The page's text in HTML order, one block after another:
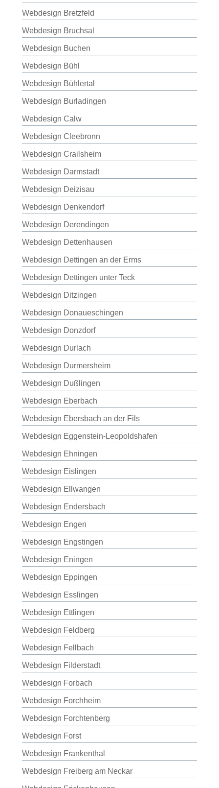
Webdesign Bretzfeld
Webdesign Bruchsal
Webdesign Buchen
Webdesign Bühl
Webdesign Bühlertal
Webdesign Burladingen
Webdesign Calw
Webdesign Cleebronn
Webdesign Crailsheim
Webdesign Darmstadt
Webdesign Deizisau
Webdesign Denkendorf
Webdesign Derendingen
Webdesign Dettenhausen
Webdesign Dettingen an der Erms
Webdesign Dettingen unter Teck
Webdesign Ditzingen
Webdesign Donaueschingen
Webdesign Donzdorf
Webdesign Durlach
Webdesign Durmersheim
Webdesign Dußlingen
Webdesign Eberbach
Webdesign Ebersbach an der Fils
Webdesign Eggenstein-Leopoldshafen
Webdesign Ehningen
Webdesign Eislingen
Webdesign Ellwangen
Webdesign Endersbach
Webdesign Engen
Webdesign Engstingen
Webdesign Eningen
Webdesign Eppingen
Webdesign Esslingen
Webdesign Ettlingen
Webdesign Feldberg
Webdesign Fellbach
Webdesign Filderstadt
Webdesign Forbach
Webdesign Forchheim
Webdesign Forchtenberg
Webdesign Forst
Webdesign Frankenthal
Webdesign Freiberg am Neckar